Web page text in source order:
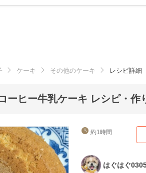
ケーキ その他のケーキ レシピ詳細
ーヒー牛乳ケーキ レシピ・作
約1時間
はぐはぐ